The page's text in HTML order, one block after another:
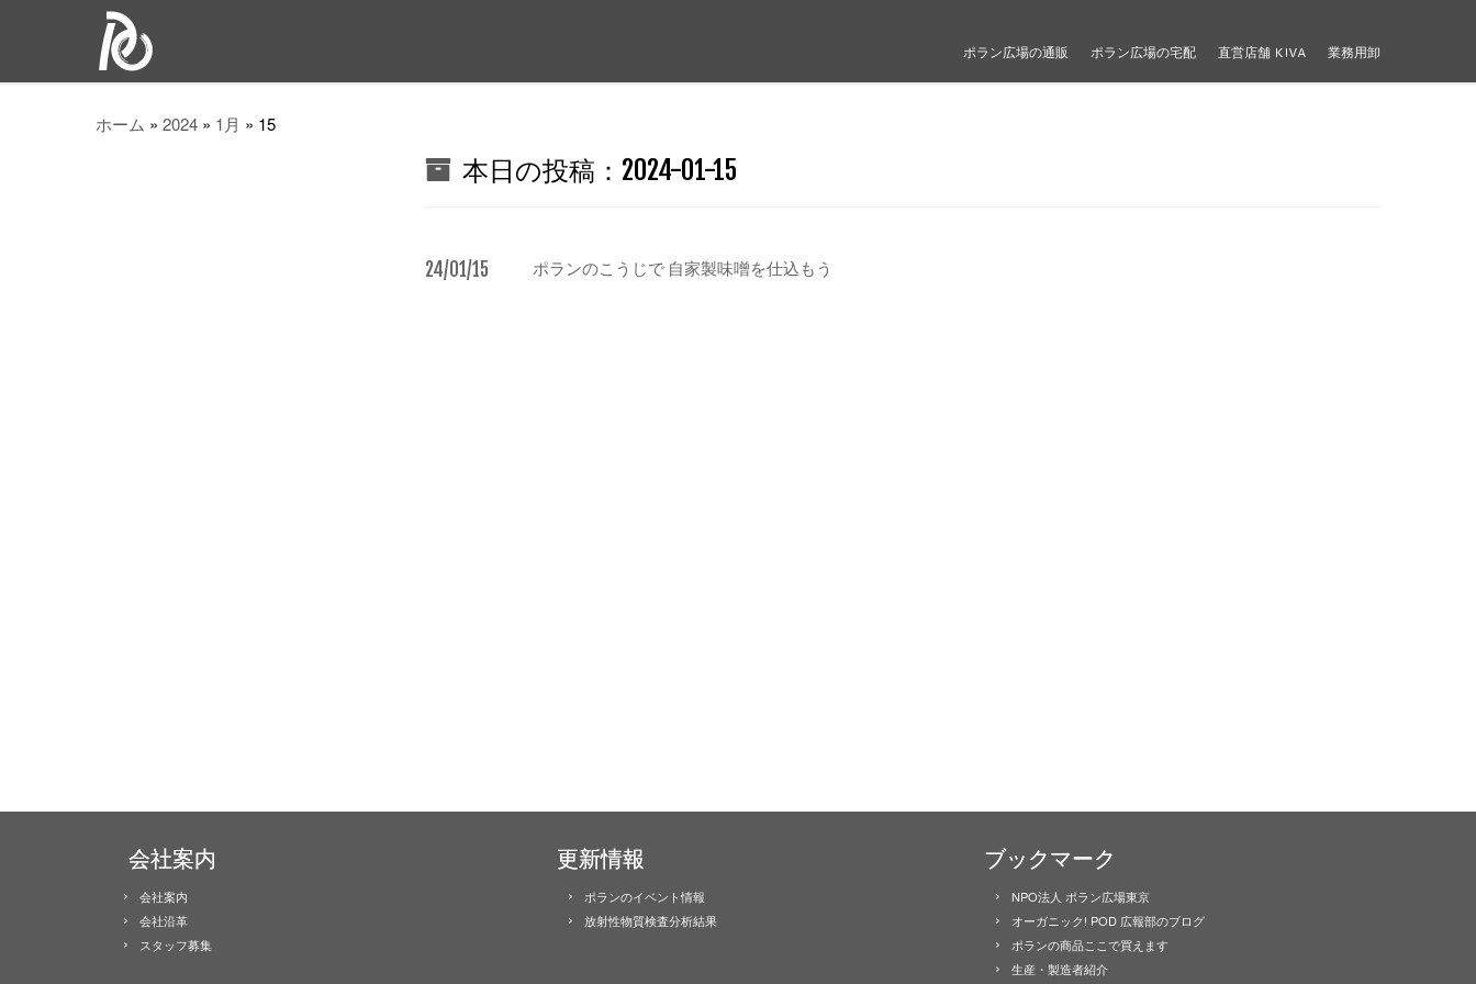
ポラン広場の通販 ポラン広場の宅配 直営店舗 KIVA 業務用卸
ホーム » 2024 » 1月 » 15
本日の投稿： 2024-01-15
24/01/15 ポランのこうじで 自家製味噌を仕込もう
会社案内
会社案内
会社沿革
スタッフ募集
更新情報
ポランのイベント情報
放射性物質検査分析結果
ブックマーク
NPO法人 ポラン広場東京
オーガニック! POD 広報部のブログ
ポランの商品ここで買えます
生産・製造者紹介